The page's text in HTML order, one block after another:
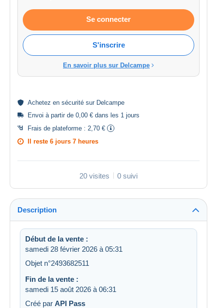
Se connecter
S'inscrire
En savoir plus sur Delcampe
Achetez en sécurité sur Delcampe
Envoi à partir de 0,00 € dans les 1 jours
Frais de plateforme : 2,70 €
Il reste 6 jours 7 heures
20 visites 0 suivi
Description
Début de la vente :
samedi 28 février 2026 à 05:31
Objet n°2493682511
Fin de la vente :
samedi 15 août 2026 à 06:31
Créé par API Pass